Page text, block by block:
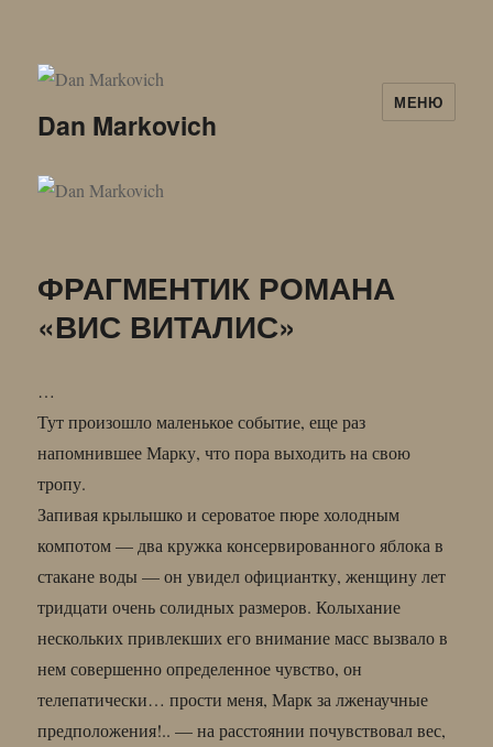
Dan Markovich
МЕНЮ
ФРАГМЕНТИК РОМАНА
«ВИС ВИТАЛИС»
…
Тут произошло маленькое событие, еще раз
напомнившее Марку, что пора выходить на свою
тропу.
Запивая крылышко и сероватое пюре холодным
компотом — два кружка консервированного яблока в
стакане воды — он увидел официантку, женщину лет
тридцати очень солидных размеров. Колыхание
нескольких привлекших его внимание масс вызвало в
нем совершенно определенное чувство, он
телепатически… прости меня, Марк за лженаучные
предположения!.. — на расстоянии почувствовал вес,